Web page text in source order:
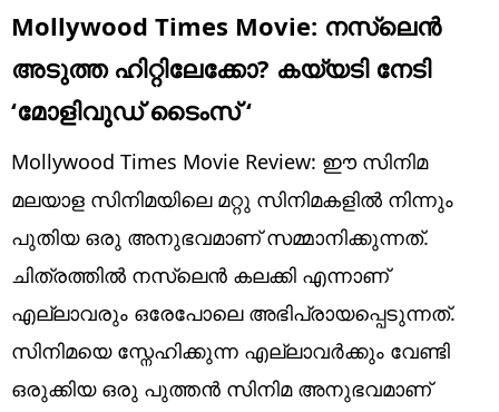
Business
Education
Lifestyle
world
Technology
Religion
Web Story
Mollywood Times Movie: നസ്ലെൻ
അടുത്ത ഹിറ്റിലേക്കോ? കയ്യടി നേടി
‘മോളിവുഡ് ടൈംസ് ‘
Mollywood Times Movie Review: ഈ സിനിമ
മലയാള സിനിമയിലെ മറ്റു സിനിമകളിൽ നിന്നും
പുതിയ ഒരു അനുഭവമാണ് സമ്മാനിക്കുന്നത്.
ചിത്രത്തിൽ നസ്ലെൻ കലക്കി എന്നാണ്
എല്ലാവരും ഒരേപോലെ അഭിപ്രായപ്പെടുന്നത്.
സിനിമയെ സ്നേഹിക്കുന്ന എല്ലാവർക്കും വേണ്ടി
ഒരുക്കിയ ഒരു പുത്തൻ സിനിമ അനുഭവമാണ്